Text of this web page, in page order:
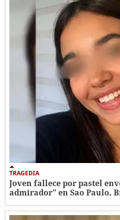
TRAGEDIA
Joven fallece por pastel
admirador" en Sao Paulo,